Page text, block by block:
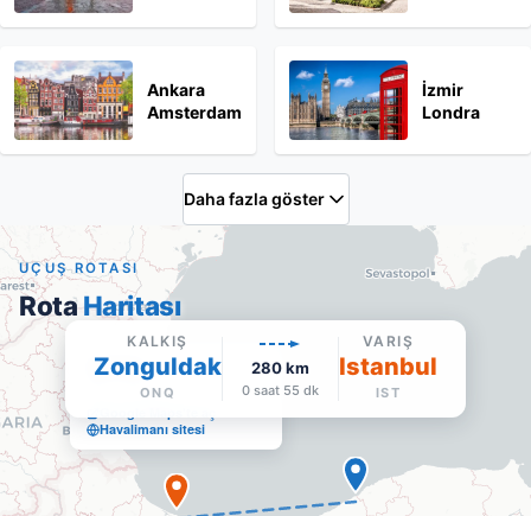
Ankara
Amsterdam
İzmir
Londra
Daha fazla göster
Istanbul
Varış
Havalimanı sitesi
UÇUŞ ROTASI
Rota Haritası
KALKIŞ
Zonguldak
ONQ
280km
0 saat 55 dk
VARIŞ
Istanbul
IST